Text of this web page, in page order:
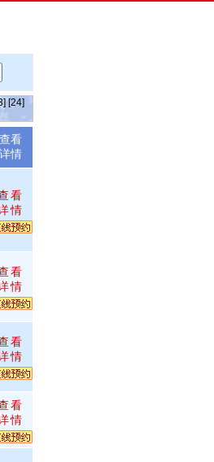
[24]
查看
详情
看
情
看
情
看
情
看
情